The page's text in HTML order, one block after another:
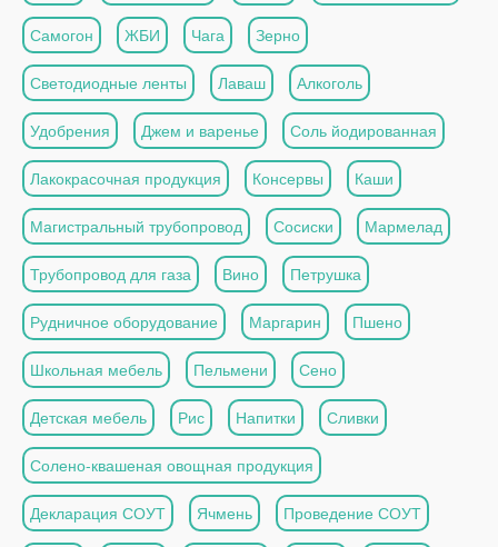
Самогон ЖБИ Чага Зерно
Светодиодные ленты Лаваш Алкоголь
Удобрения Джем и варенье Соль йодированная
Лакокрасочная продукция Консервы Каши
Магистральный трубопровод Сосиски Мармелад
Трубопровод для газа Вино Петрушка
Рудничное оборудование Маргарин Пшено
Школьная мебель Пельмени Сено
Детская мебель Рис Напитки Сливки
Солено-квашеная овощная продукция
Декларация СОУТ Ячмень Проведение СОУТ